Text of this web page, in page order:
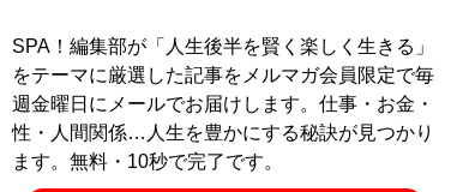
ラし、現在は不動産、ホテル、福祉事業など年商100億
円の企業グループのオーナーに。マイナスから超富裕層
へと這い上がる。「徹底して理詰めで事に当たる」のが
モットーで、長寿やダイエットに関心を持ち、わずか2
か月で90kg→58kgの減量に成功。その理論の根幹を成
す「断糖高脂質食」をはじめ、栄養学や人類学にまで領
SPA！編集部が「人生後半を賢く楽しく生きる」
をテーマに厳選した記事をメルマガ会員限定で毎
週金曜日にメールでお届けします。仕事・お金・
性・人間関係…人生を豊かにする秘訣が見つかり
ます。無料・10秒で完了です。